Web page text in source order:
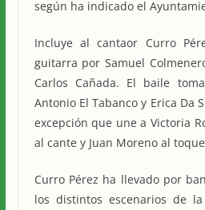
según ha indicado el
Incluye al cantaor Curro
guitarra por Samuel
Carlos Cañada. El baile
Antonio El Tabanco y Erica Da
excepción que une a Victoria
al cante y Juan Moreno al
Curro Pérez ha llevado por
los distintos escenarios de